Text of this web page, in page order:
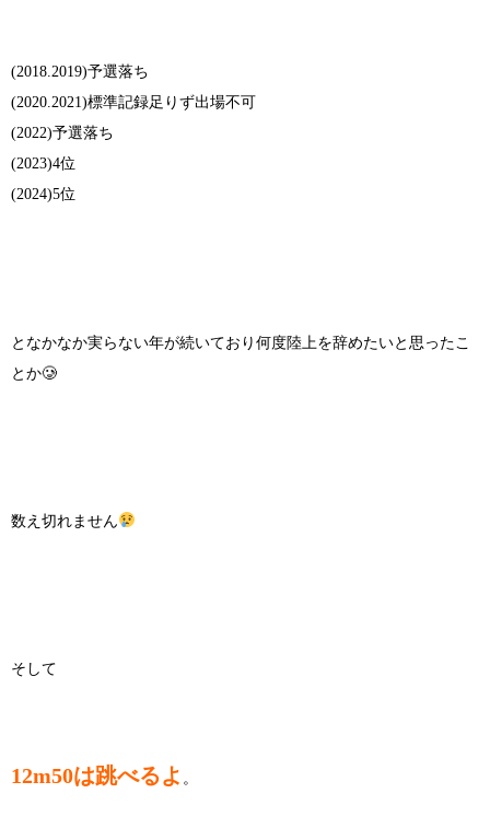
(2018.2019)予選落ち
(2020.2021)標準記録足りず出場不可
(2022)予選落ち
(2023)4位
(2024)5位
となかなか実らない年が続いており何度陸上を辞めたいと思ったこ
とか🥲
数え切れません
そして
12m50は跳べるよ 。